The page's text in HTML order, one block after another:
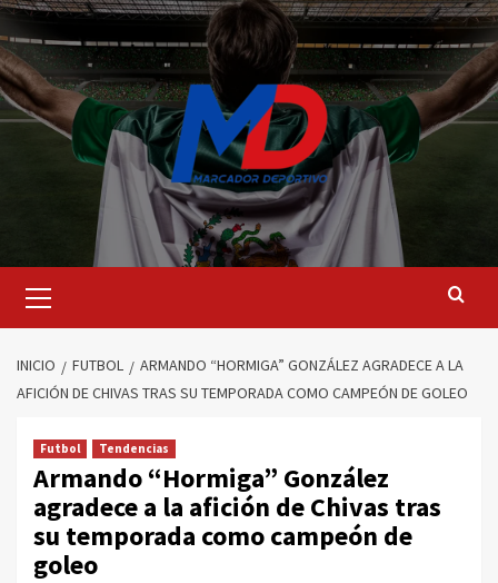
Saltar
al
contenido
principal
INICIO FUTBOL
ARMANDO “HORMIGA” GONZÁLEZ AGRADECE A LA
AFICIÓN DE CHIVAS TRAS SU TEMPORADA COMO CAMPEÓN DE GOLEO
Futbol Tendencias
Armando “Hormiga” González
agradece a la afición de Chivas tras
su temporada como campeón de
goleo